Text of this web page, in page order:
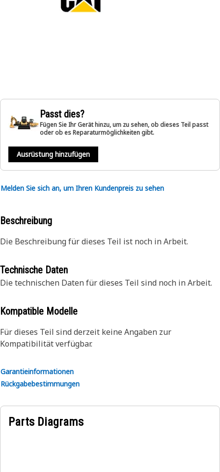
Passt dies?
Fügen Sie Ihr Gerät hinzu, um zu sehen, ob dieses Teil passt
oder ob es Reparaturmöglichkeiten gibt.
Ausrüstung hinzufügen
Melden Sie sich an, um Ihren Kundenpreis zu sehen
Beschreibung
Die Beschreibung für dieses Teil ist noch in Arbeit.
Technische Daten
Die technischen Daten für dieses Teil sind noch in Arbeit.
Kompatible Modelle
Für dieses Teil sind derzeit keine Angaben zur
Kompatibilität verfügbar.
Garantieinformationen
Rückgabebestimmungen
Parts Diagrams